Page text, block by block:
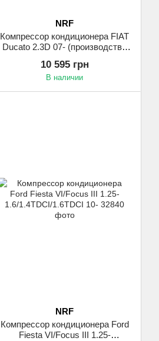
NRF
Компрессор кондиционера FIAT
Ducato 2.3D 07- (производство
10 595 грн
В наличии
NRF
Компрессор кондиционера Ford
Fiesta VI/Focus III 1.25-